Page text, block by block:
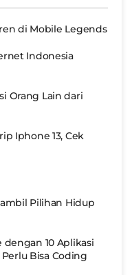
di Mobile Legends
Indonesia
Orang Lain dari
Iphone 13, Cek
Pilihan Hidup
dengan 10 Aplikasi
Bisa Coding